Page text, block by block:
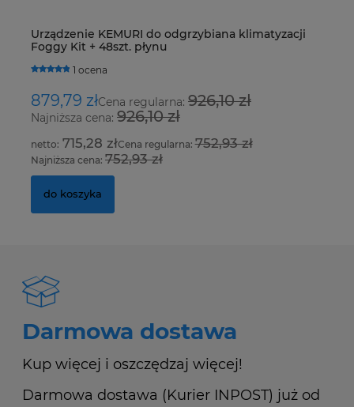
Urządzenie KEMURI do odgrzybiana klimatyzacji
Foggy Kit + 48szt. płynu
1 ocena
879,79 złCena regularna: 926,10 zł
Najniższa cena: 926,10 zł
715,28 złCena regularna:752,93 zł
Najniższa cena: 752,93 zł
do koszyka
Darmowa dostawa
Kup więcej i oszczędzaj więcej!
Darmowa dostawa (Kurier INPOST) już od